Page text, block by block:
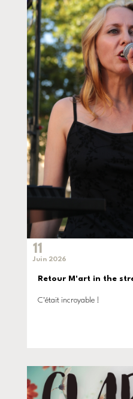
11
Juin 2026
Retour M'art in the
C'était incroyable !